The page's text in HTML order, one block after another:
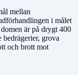
mellan
i målet
är på drygt 400
bedrägerier, grova
och brott mot